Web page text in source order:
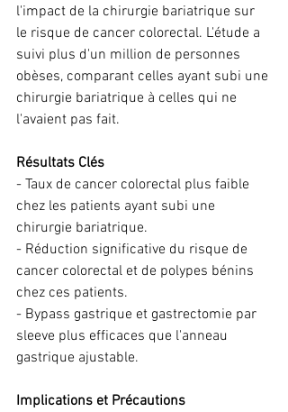
l'impact de la chirurgie bariatrique sur
le risque de cancer colorectal. L'étude a
suivi plus d'un million de personnes
obèses, comparant celles ayant subi une
chirurgie bariatrique à celles qui ne
l'avaient pas fait.
Résultats Clés
- Taux de cancer colorectal plus faible
chez les patients ayant subi une
chirurgie bariatrique.
- Réduction significative du risque de
cancer colorectal et de polypes bénins
chez ces patients.
- Bypass gastrique et gastrectomie par
sleeve plus efficaces que l'anneau
gastrique ajustable.
Implications et Précautions